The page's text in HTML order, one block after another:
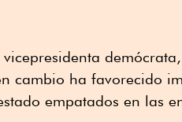
cambio ha favorecido
empatados en las